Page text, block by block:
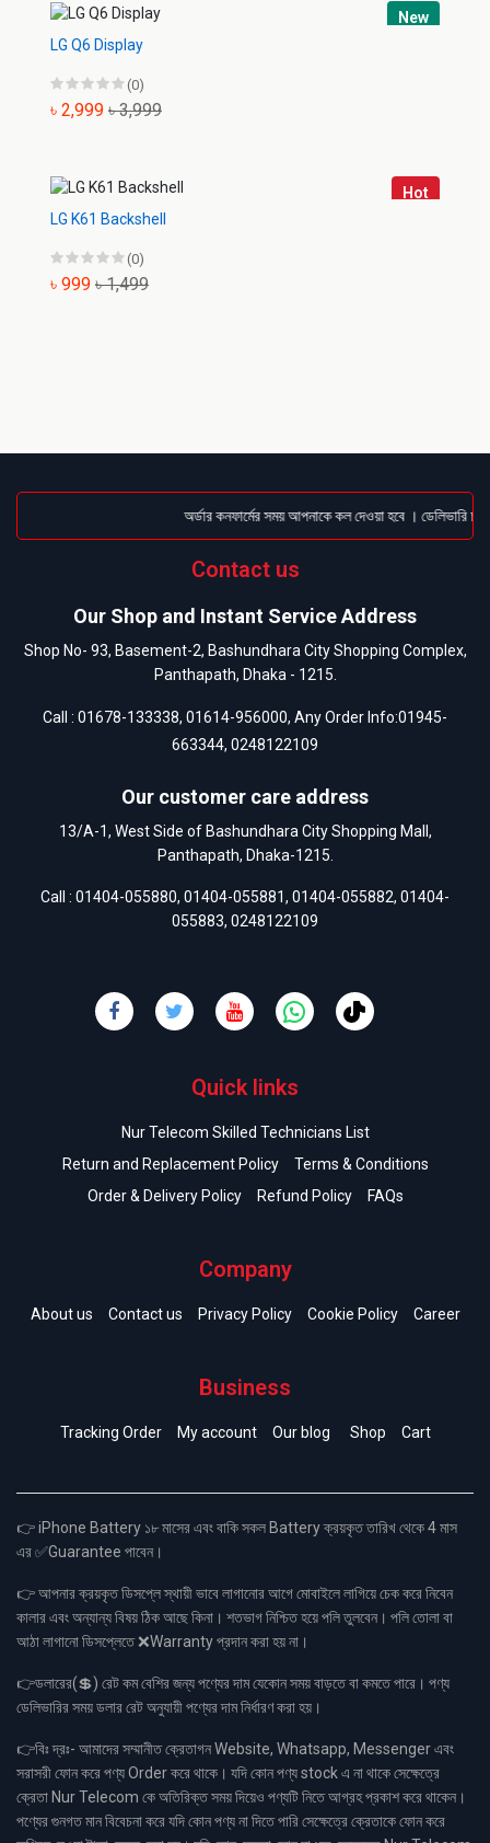
New
LG Q6 Display
(0)
৳ 2,999 ৳ 3,999
Hot
LG K61 Backshell
(0)
৳ 999 ৳ 1,499
অর্ডার কনফার্মের সময় আপনাকে কল দেওয়া হবে । ডেলিভারি
Contact us
Our Shop and Instant Service Address
Shop No- 93, Basement-2, Bashundhara City Shopping Complex,
Panthapath, Dhaka - 1215.
Call : 01678-133338, 01614-956000, Any Order Info:01945-
663344, 0248122109
Our customer care address
13/A-1, West Side of Bashundhara City Shopping Mall,
Panthapath, Dhaka-1215.
Call : 01404-055880, 01404-055881, 01404-055882, 01404-
055883, 0248122109
Quick links
Nur Telecom Skilled Technicians List
Return and Replacement Policy
Terms & Conditions
Order & Delivery Policy
Refund Policy FAQs
Company
About us Contact us Privacy Policy Cookie Policy Career
Business
Tracking Order My account Our blog Shop Cart
👉 iPhone Battery ১৮ মাসের এবং বাকি সকল Battery ক্রয়কৃত তারিখ থেকে 4 মাস
এর ✅Guarantee পাবেন।
👉 আপনার ক্রয়কৃত ডিসপ্লে স্থায়ী ভাবে লাগানোর আগে মোবাইলে লাগিয়ে চেক করে নিবেন
কালার এবং অন্যান্য বিষয় ঠিক আছে কিনা। শতভাগ নিশ্চিত হয়ে পলি তুলবেন। পলি তোলা বা
আঠা লাগানো ডিসপ্লেতে ❌Warranty প্রদান করা হয় না।
👉ডলারের(💲) রেট কম বেশির জন্য পণ্যের দাম যেকোন সময় বাড়তে বা কমতে পারে। পণ্য
ডেলিভারির সময় ডলার রেট অনুযায়ী পণ্যের দাম নির্ধারণ করা হয়।
👉বিঃ দ্রঃ- আমাদের সম্মানীত ক্রেতাগন Website, Whatsapp, Messenger এবং
সরাসরী ফোন করে পণ্য Order করে থাকে। যদি কোন পণ্য stock এ না থাকে সেক্ষেত্রে
ক্রেতা Nur Telecom কে অতিরিক্ত সময় দিয়েও পণ্যটি নিতে আগ্রহ প্রকাশ করে থাকেন।
পণ্যের গুনগত মান বিবেচনা করে যদি কোন পণ্য না দিতে পারি সেক্ষেত্রে ক্রেতাকে ফোন করে